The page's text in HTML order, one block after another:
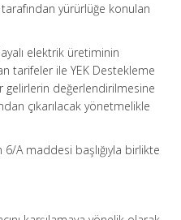
yürürlüğe konulan
elektrik üretiminin
tarifeler ile YEK Destekleme
gelirlerin değerlendirilmesine
çıkarılacak yönetmelikle
6/A maddesi başlığıyla birlikte